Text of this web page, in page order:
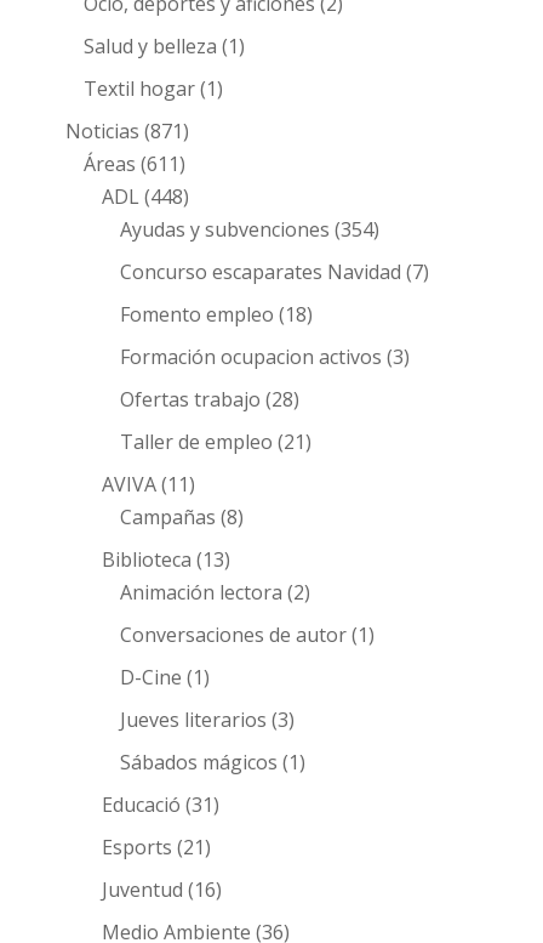
Salud y belleza (1)
Textil hogar(1)
Noticias (871)
Áreas (611)
ADL(448)
Ayudas y subvenciones (354)
Concurso escaparates Navidad (7)
Fomento empleo (18)
Formación ocupacion activos (3)
Ofertas trabajo (28)
Taller de empleo (21)
AVIVA(11)
Campañas (8)
Biblioteca (13)
Animación lectora (2)
Conversaciones de autor(1)
D-Cine (1)
Jueves literarios (3)
Sábados mágicos (1)
Educació (31)
Esports (21)
Juventud (16)
Medio Ambiente (36)